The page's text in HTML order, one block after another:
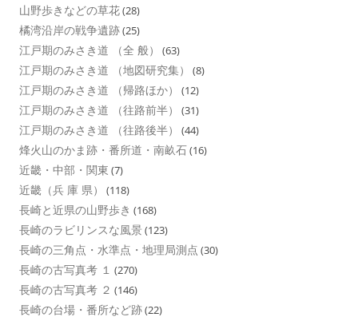
山野歩きなどの草花(28)
橘湾沿岸の戦争遺跡(25)
江戸期のみさき道 （全 般） (63)
江戸期のみさき道 （地図研究集） (8)
江戸期のみさき道 （帰路ほか） (12)
江戸期のみさき道 （往路前半） (31)
江戸期のみさき道 （往路後半） (44)
烽火山のかま跡・番所道・南畝石(16)
近畿・中部・関東 (7)
近畿（兵 庫 県） (118)
長崎と近県の山野歩き (168)
長崎のラビリンスな風景 (123)
長崎の三角点・水準点・地理局測点 (30)
長崎の古写真考 １ (270)
長崎の古写真考 ２ (146)
長崎の台場・番所など跡(22)